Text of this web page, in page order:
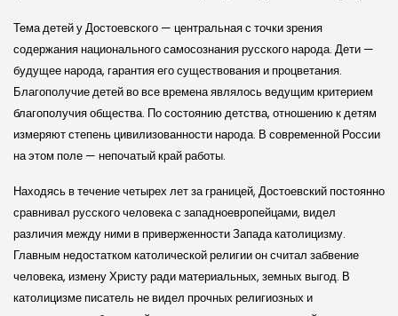
Тема детей у Достоевского — центральная с точки зрения
содержания национального самосознания русского народа. Дети —
будущее народа, гарантия его существования и процветания.
Благополучие детей во все времена являлось ведущим критерием
благополучия общества. По состоянию детства, отношению к детям
измеряют степень цивилизованности народа. В современной России
на этом поле — непочатый край работы.
Находясь в течение четырех лет за границей, Достоевский постоянно
сравнивал русского человека с западноевропейцами, видел
различия между ними в приверженности Запада католицизму.
Главным недостатком католической религии он считал забвение
человека, измену Христу ради материальных, земных выгод. В
католицизме писатель не видел прочных религиозных и